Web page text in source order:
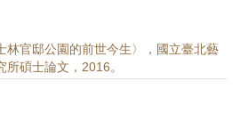
林官邸公園的前世今生〉，國立臺北藝
碩士論文，2016。